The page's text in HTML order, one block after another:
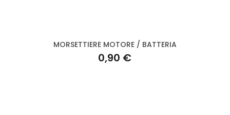
MORSETTIERE MOTORE / BATTERIA
0,90 €